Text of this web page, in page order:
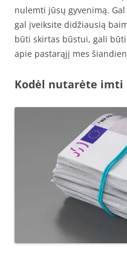
nulemti jūsų gyvenimą.
gal įveiksite didžiausią
būti skirtas būstui, gali
apie pastarąjį mes
Kodėl nutarėte imti